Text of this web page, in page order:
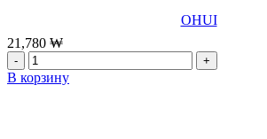
Glossy
Lip
Balm
Red,4,2
OHUI
21,780 ₩
Количество
товара
В корзину